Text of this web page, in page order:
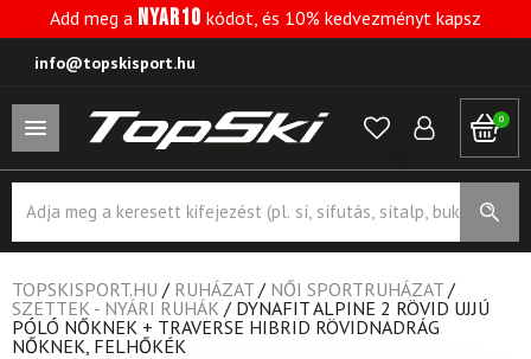
Add meg a NYAR10 kódot, és 10% kedvezményt kapsz
info@topskisport.hu
0
search
TOPSKISPORT.HU / RUHÁZAT / NŐI SPORTRUHÁZAT /
SZETTEK - NYÁRI RUHÁK / DYNAFIT ALPINE 2 RÖVID UJJÚ
PÓLÓ NŐKNEK + TRAVERSE HIBRID RÖVIDNADRÁG
NŐKNEK, FELHŐKÉK